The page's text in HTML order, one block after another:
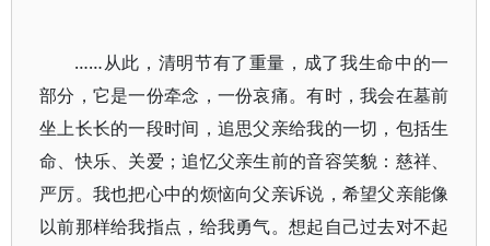
……从此，清明节有了重量，成了我生命中的一
部分，它是一份牵念，一份哀痛。有时，我会在墓前
坐上长长的一段时间，追思父亲给我的一切，包括生
命、快乐、关爱；追忆父亲生前的音容笑貌：慈祥、
严厉。我也把心中的烦恼向父亲诉说，希望父亲能像
以前那样给我指点，给我勇气。想起自己过去对不起